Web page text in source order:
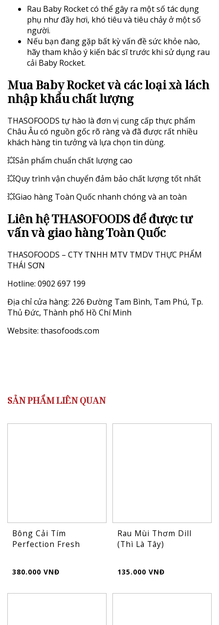
Rau Baby Rocket có thể gây ra một số tác dụng
phụ như đầy hơi, khó tiêu và tiêu chảy ở một số
người.
Nếu bạn đang gặp bất kỳ vấn đề sức khỏe nào,
hãy tham khảo ý kiến bác sĩ trước khi sử dụng rau
cải Baby Rocket.
Mua Baby Rocket và các loại xà lách
nhập khẩu chất lượng
THASOFOODS tự hào là đơn vị cung cấp thực phẩm
Châu Âu có nguồn gốc rõ ràng và đã được rất nhiều
khách hàng tin tưởng và lựa chọn tin dùng.
💥Sản phẩm chuẩn chất lượng cao
💥Quy trình vận chuyển đảm bảo chất lượng tốt nhất
💥Giao hàng Toàn Quốc nhanh chóng và an toàn
Liên hệ THASOFOODS để được tư
vấn và giao hàng Toàn Quốc
THASOFOODS – CTY TNHH MTV TMDV THỰC PHẨM
THÁI SƠN
Hotline: 0902 697 199
Địa chỉ cửa hàng: 226 Đường Tam Bình, Tam Phú, Tp.
Thủ Đức, Thành phố Hồ Chí Minh
Website: thasofoods.com
SẢN PHẨM LIÊN QUAN
Bông Cải Tím
Perfection Fresh
380.000 VNĐ
Rau Mùi Thơm Dill
(Thì Là Tây)
135.000 VNĐ